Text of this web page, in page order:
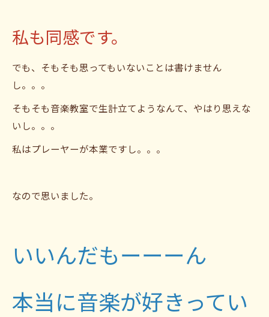
私も同感です。
でも、そもそも思ってもいないことは書けません
し。。。
そもそも音楽教室で生計立てようなんて、やはり思えな
いし。。。
私はプレーヤーが本業ですし。。。
なので思いました。
いいんだもーーーん
本当に音楽が好きってい